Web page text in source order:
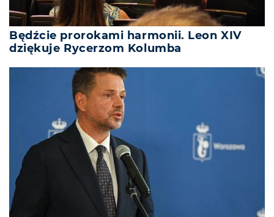
Będźcie prorokami harmonii. Leon XIV
dziękuje Rycerzom Kolumba